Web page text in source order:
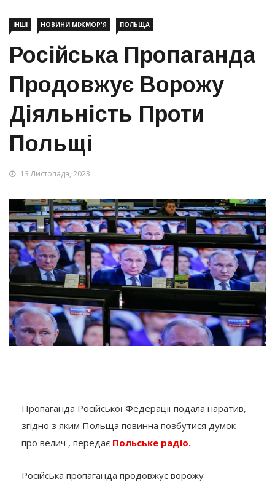
ІНШІ НОВИНИ МІЖМОР'Я ПОЛЬЩА
Російська Пропаганда
Продовжує Ворожу
Діяльність Проти
Польщі
13 Листопада, 2023
Пропаганда Російської Федерації подала наратив,
згідно з яким Польща повинна позбутися думок
про велич , передає Польське радіо.
Російська пропаганда продовжує ворожу